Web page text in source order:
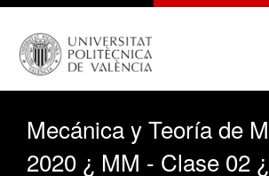
Mecánica y Teoría de
2020 ¿ MM - Clase 02